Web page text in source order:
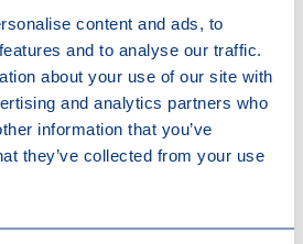
content and ads, to
and to analyse our traffic.
about your use of our site with
and analytics partners who
information that you’ve
they’ve collected from your use
3, de la loi du 12 avril 1965
de la rémunération des
maximum absolu de 16.000
absolue (3.000 EUR –
déterminée sur la
Conseil National du Travail et
de l’Économie (avis CNT n°